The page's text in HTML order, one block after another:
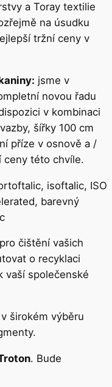
a Toray textilie
na úsudku
tržní ceny v
jsme v
novou řadu
v kombinaci
šířky 100 cm
příze v osnově a /
ceny této chvíle.
isoftalic, ISO
barevný
čištění vašich
o recyklaci
vaší společenské
v širokém výběru
. Bude